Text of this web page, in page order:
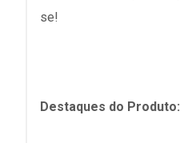
se!
Destaques do Produto: